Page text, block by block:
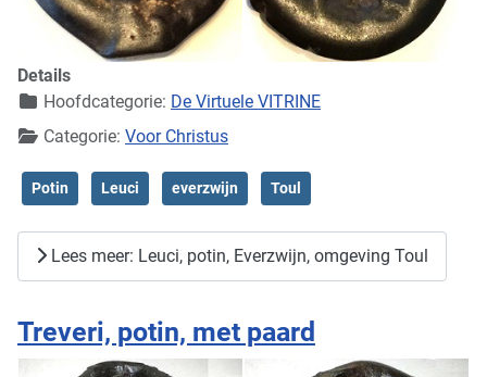
Details
Hoofdcategorie: De Virtuele VITRINE
Categorie: Voor Christus
Potin Leuci everzwijn Toul
Lees meer: Leuci, potin, Everzwijn, omgeving Toul
Treveri, potin, met paard